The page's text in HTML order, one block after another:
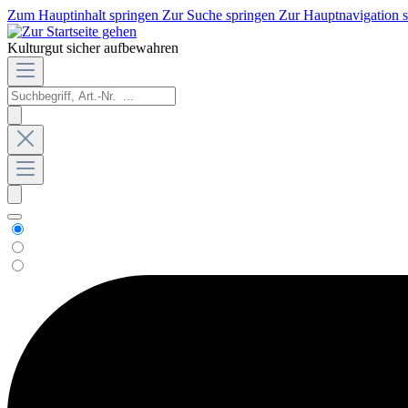
Zum Hauptinhalt springen Zur Suche springen Zur Hauptnavigation
Kulturgut sicher aufbewahren